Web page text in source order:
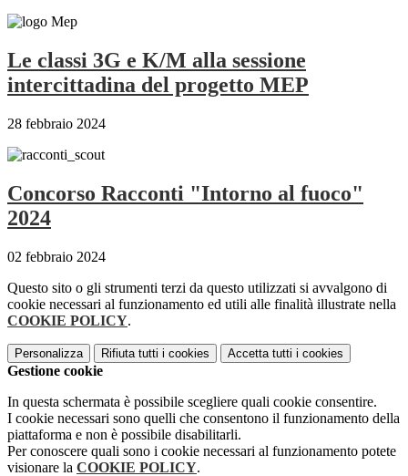
Le classi 3G e K/M alla sessione
intercittadina del progetto MEP
28 febbraio 2024
Concorso Racconti "Intorno al fuoco"
2024
02 febbraio 2024
Questo sito o gli strumenti terzi da questo utilizzati si avvalgono di
cookie necessari al funzionamento ed utili alle finalità illustrate nella
COOKIE POLICY.
Personalizza Rifiuta tutti i cookies Accetta tutti i cookies
Gestione cookie
In questa schermata è possibile scegliere quali cookie consentire.
I cookie necessari sono quelli che consentono il funzionamento della
piattaforma e non è possibile disabilitarli.
Per conoscere quali sono i cookie necessari al funzionamento potete
visionare la COOKIE POLICY.